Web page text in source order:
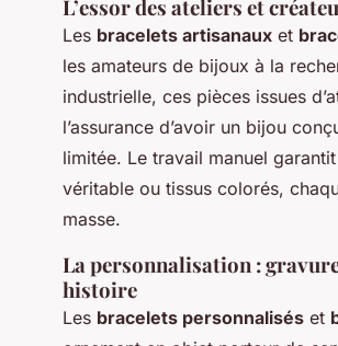
L’essor des ateliers et
Les bracelets artisanaux et
les amateurs de bijoux à la
industrielle, ces pièces issues
l’assurance d’avoir un bijou
limitée. Le travail manuel
véritable ou tissus colorés,
masse.
La personnalisation :
histoire
Les bracelets personnalisés et